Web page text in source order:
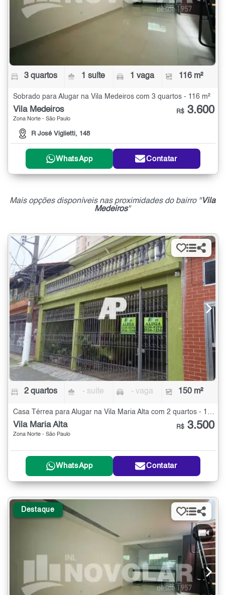
3 quartos 1 suíte 1 vaga 116 m²
Sobrado para Alugar na Vila Medeiros com 3 quartos - 116 m²
Vila Medeiros
Zona Norte - São Paulo
R José Viglietti, 148
R$ 3.600
WhatsApp Contatar
Mais opções disponíveis nas proximidades do bairro "Vila
Medeiros"
2 quartos - suíte - vaga 150 m²
Casa Térrea para Alugar na Vila Maria Alta com 2 quartos - 150 m²
Vila Maria Alta
Zona Norte - São Paulo
R$ 3.500
WhatsApp Contatar
Destaque